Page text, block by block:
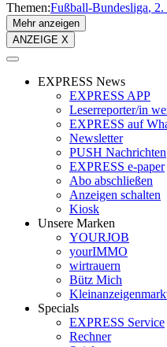
Themen:Fußball-Bundesliga 2.
Mehr anzeigen
ANZEIGE X
EXPRESS News
EXPRESS APP
Leserreporter/in
EXPRESS auf
Newsletter
PUSH Nachrichten
EXPRESS e-paper
Abo abschließen
Anzeigen schalten
Kiosk
Unsere Marken
YOURJOB
yourIMMO
wirtrauern
Bütz Mich
Specials
EXPRESS Service
Rechner